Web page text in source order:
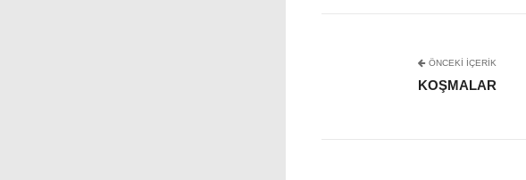
ÖNCEKI İÇERIK
KOŞMALAR